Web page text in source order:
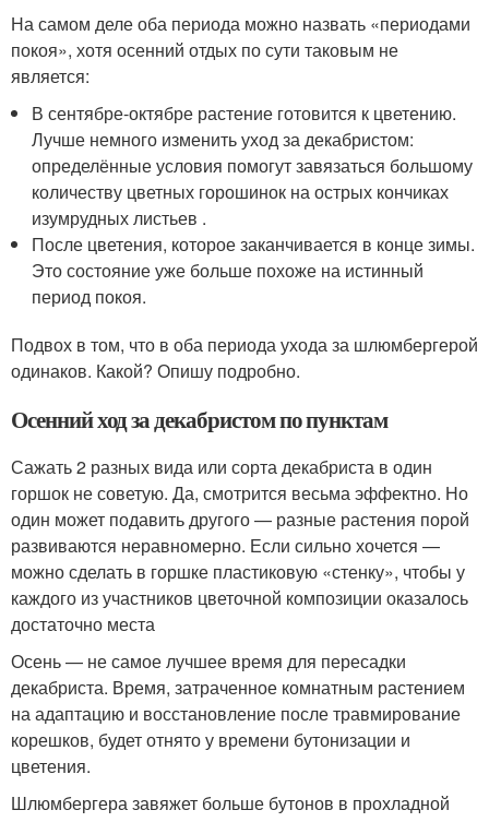
На самом деле оба периода можно назвать «периодами
покоя», хотя осенний отдых по сути таковым не
является:
В сентябре-октябре растение готовится к цветению.
Лучше немного изменить уход за декабристом:
определённые условия помогут завязаться большому
количеству цветных горошинок на острых кончиках
изумрудных листьев .
После цветения, которое заканчивается в конце зимы.
Это состояние уже больше похоже на истинный
период покоя.
Подвох в том, что в оба периода ухода за шлюмбергерой
одинаков. Какой? Опишу подробно.
Осенний ход за декабристом по пунктам
Сажать 2 разных вида или сорта декабриста в один
горшок не советую. Да, смотрится весьма эффектно. Но
один может подавить другого — разные растения порой
развиваются неравномерно. Если сильно хочется —
можно сделать в горшке пластиковую «стенку», чтобы у
каждого из участников цветочной композиции оказалось
достаточно места
Осень — не самое лучшее время для пересадки
декабриста. Время, затраченное комнатным растением
на адаптацию и восстановление после травмирование
корешков, будет отнято у времени бутонизации и
цветения.
Шлюмбергера завяжет больше бутонов в прохладной